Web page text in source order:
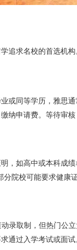
追求名校的首选机
或同等学历，雅思
纳申请费。等待审
，如高中或本科成
院校可能要求健康
录取制，但热门
通过入学考试或面试